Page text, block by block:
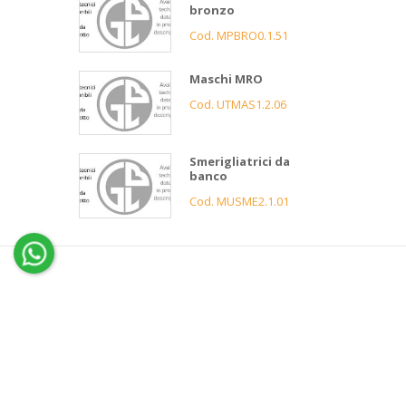
bronzo
Cod. MPBRO0.1.51
Maschi MRO
Cod. UTMAS1.2.06
Smerigliatrici da
banco
Cod. MUSME2.1.01